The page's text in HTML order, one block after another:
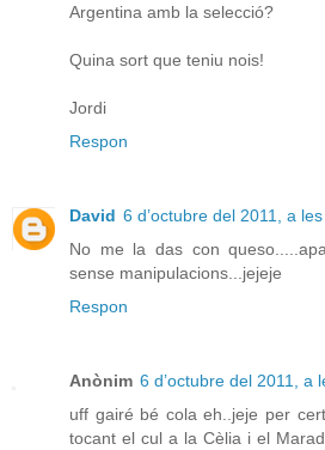
Argentina amb la selecció?
Quina sort que teniu nois!
Jordi
Respon
David 6 d’octubre del 2011, a
No me la das con
sense manipulacions...jejeje
Respon
Anònim 6 d’octubre del 2011, a
uff gairé bé cola eh..jeje per
tocant el cul a la Cèlia i el